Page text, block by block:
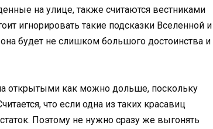
на улице, также считаются вестниками
игнорировать такие подсказки Вселенной и
будет не слишком большого достоинства и
открытыми как можно дольше, поскольку
что если одна из таких красавиц
Поэтому не нужно сразу же выгонять